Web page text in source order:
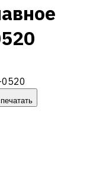
0520